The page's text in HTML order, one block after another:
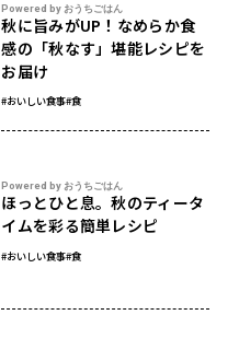
Powered by おうちごはん
秋に旨みがUP！なめらか食
感の「秋なす」堪能レシピを
お届け
#おいしい食事#食
Powered by おうちごはん
ほっとひと息。秋のティータ
イムを彩る簡単レシピ
#おいしい食事#食